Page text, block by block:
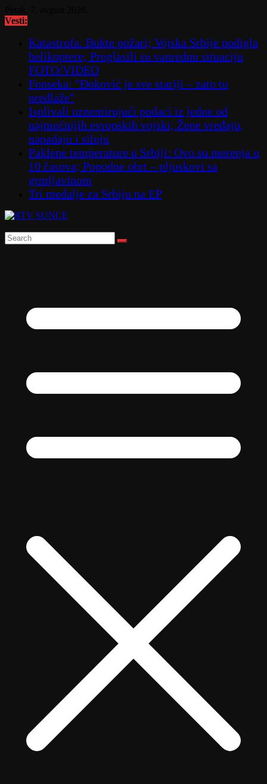
to
Vesti:
Katastrofa: Bukte požari; Vojska Srbije podigla
helikoptere; Proglasili su vanrednu situaciju
FOTO/VIDEO
Fonseka: "Đoković je sve stariji – zato to
predlaže"
Isplivali uznemirujući podaci iz jedne od
najmoćnijih evropskih vojski; Žene vređaju,
napadaju i siluju
Paklene temperature u Srbiji: Ovo su merenja u
10 časova; Popodne obrt – pljuskovi sa
grmljavinom
Tri medalje za Srbiju na EP